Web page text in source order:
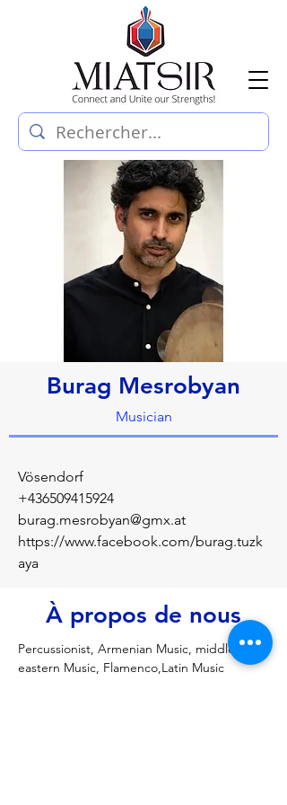
Burag Mesrobyan
Musician
Vösendorf
+436509415924
burag.mesrobyan@gmx.at
https://www.facebook.com/burag.tuzk
aya
À propos de nous
Percussionist, Armenian Music, middle
eastern Music, Flamenco,Latin Music